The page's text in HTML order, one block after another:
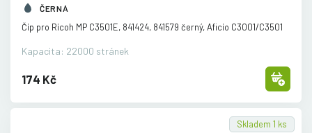
ČERNÁ
Čip pro Ricoh MP C3501E, 841424, 841579 černý, Aficio C3001/C3501
Kapacita: 22000 stránek
174 Kč
Skladem 1 ks